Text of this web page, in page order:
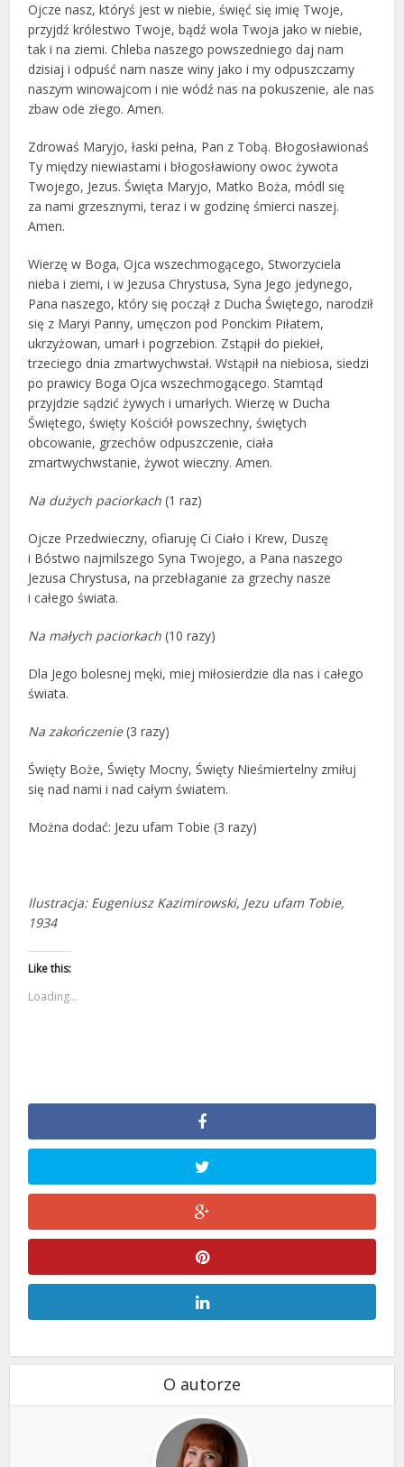
Ojcze nasz, któryś jest w niebie, święć się imię Twoje,
przyjdź królestwo Twoje, bądź wola Twoja jako w niebie,
tak i na ziemi. Chleba naszego powszedniego daj nam
dzisiaj i odpuść nam nasze winy jako i my odpuszczamy
naszym winowajcom i nie wódź nas na pokuszenie, ale nas
zbaw ode złego. Amen.
Zdrowaś Maryjo, łaski pełna, Pan z Tobą. Błogosławionaś
Ty między niewiastami i błogosławiony owoc żywota
Twojego, Jezus. Święta Maryjo, Matko Boża, módl się
za nami grzesznymi, teraz i w godzinę śmierci naszej.
Amen.
Wierzę w Boga, Ojca wszechmogącego, Stworzyciela
nieba i ziemi, i w Jezusa Chrystusa, Syna Jego jedynego,
Pana naszego, który się począł z Ducha Świętego, narodził
się z Maryi Panny, umęczon pod Ponckim Piłatem,
ukrzyżowan, umarł i pogrzebion. Zstąpił do piekieł,
trzeciego dnia zmartwychwstał. Wstąpił na niebiosa, siedzi
po prawicy Boga Ojca wszechmogącego. Stamtąd
przyjdzie sądzić żywych i umarłych. Wierzę w Ducha
Świętego, święty Kościół powszechny, świętych
obcowanie, grzechów odpuszczenie, ciała
zmartwychwstanie, żywot wieczny. Amen.
Na dużych paciorkach (1 raz)
Ojcze Przedwieczny, ofiaruję Ci Ciało i Krew, Duszę
i Bóstwo najmilszego Syna Twojego, a Pana naszego
Jezusa Chrystusa, na przebłaganie za grzechy nasze
i całego świata.
Na małych paciorkach (10 razy)
Dla Jego bolesnej męki, miej miłosierdzie dla nas i całego
świata.
Na zakończenie(3 razy)
Święty Boże, Święty Mocny, Święty Nieśmiertelny zmiłuj
się nad nami i nad całym światem.
Można dodać: Jezu ufam Tobie (3 razy)
Ilustracja: Eugeniusz Kazimirowski, Jezu ufam Tobie,
1934
Like this:
Loading...
O autorze